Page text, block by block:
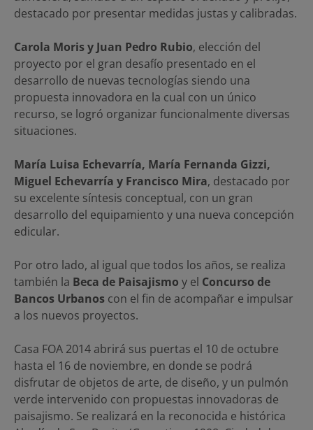
destacado por presentar medidas justas y calibradas.
Carola Moris y Juan Pedro Rubio, elección del
proyecto por el gran desafío presentado en el
desarrollo de nuevas tecnologías siendo una
propuesta innovadora en la cual con un único
recurso, se logró organizar funcionalmente diversas
situaciones.
María Luisa Echevarría, María Fernanda Gizzi,
Miguel Echevarría y Francisco Mira, destacado por
su excelente síntesis conceptual, con un gran
desarrollo del equipamiento y una nueva concepción
edicular.
Por otro lado, al igual que todos los años, se realiza
también la Beca de Paisajismo y el Concurso de
Bancos Urbanos con el fin de acompañar e impulsar
a los nuevos proyectos.
Casa FOA 2014 abrirá sus puertas el 10 de octubre
hasta el 16 de noviembre, en donde se podrá
disfrutar de objetos de arte, de diseño, y un pulmón
verde intervenido con propuestas innovadoras de
paisajismo. Se realizará en la reconocida e histórica